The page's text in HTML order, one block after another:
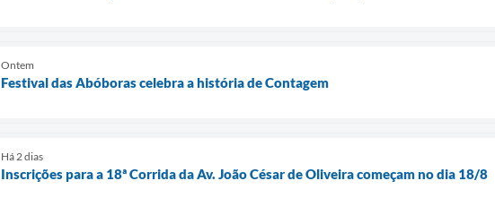
Ontem
Festival das Abóboras celebra a história de Contagem
Há 2 dias
Inscrições para a 18ª Corrida da Av. João César de Oliveira começam no dia 18/8